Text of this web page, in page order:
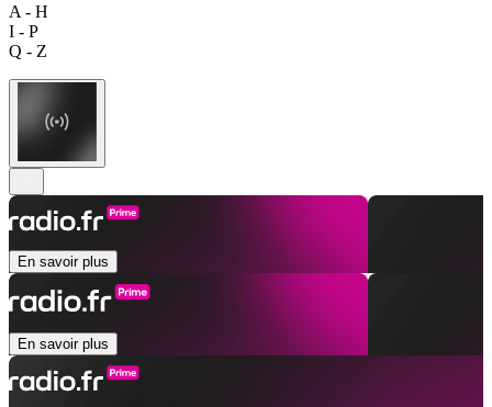
A - H
I - P
Q - Z
En savoir plus
En savoir plus